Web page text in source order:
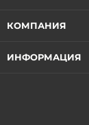
КОМПАНИЯ
ИНФОРМАЦИЯ